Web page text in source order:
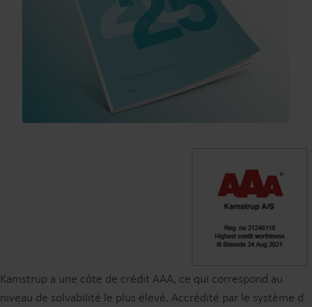
Kamstrup a une côte de crédit AAA, ce qui correspond au
niveau de solvabilité le plus élevé. Accrédité par le système d